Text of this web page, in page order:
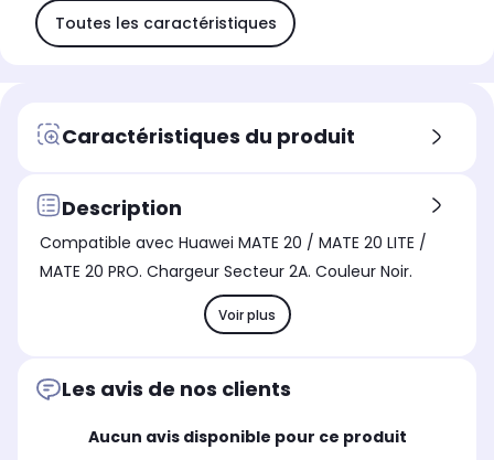
Toutes les caractéristiques
Caractéristiques du produit
Description
Compatible avec Huawei MATE 20 / MATE 20 LITE /
MATE 20 PRO. Chargeur Secteur 2A. Couleur Noir.
Voir plus
Les avis de nos clients
Aucun avis disponible pour ce produit